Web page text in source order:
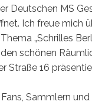
Deutschen MS
Ich freue mich
„Schrilles
schönen
Straße 16
Sammlern